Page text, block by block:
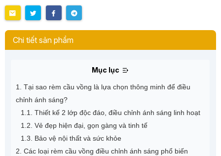
Chi tiết sản phẩm
Mục lục
1. Tại sao rèm cầu vồng là lựa chọn thông minh để điều
chỉnh ánh sáng?
1.1. Thiết kế 2 lớp độc đáo, điều chỉnh ánh sáng linh hoạt
1.2. Vẻ đẹp hiện đại, gọn gàng và tinh tế
1.3. Bảo vệ nội thất và sức khỏe
2. Các loại rèm cầu vồng điều chỉnh ánh sáng phổ biến